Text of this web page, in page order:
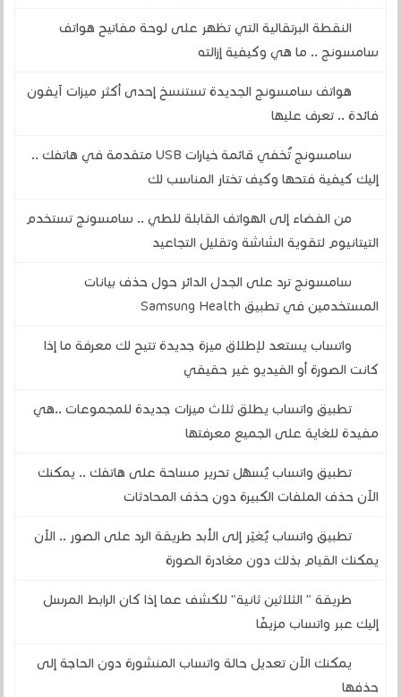
النقطة البرتقالية التي تظهر على لوحة مفاتيح هواتف
سامسونج .. ما هي وكيفية إزالته
هواتف سامسونج الجديدة تستنسخ إحدى أكثر ميزات آيفون
فائدة .. تعرف عليها
سامسونج تُخفي قائمة خيارات USB متقدمة في هاتفك ..
إليك كيفية فتحها وكيف تختار المناسب لك
من الفضاء إلى الهواتف القابلة للطي .. سامسونج تستخدم
التيتانيوم لتقوية الشاشة وتقليل التجاعيد
سامسونج ترد على الجدل الدائر حول حذف بيانات
المستخدمين في تطبيق Samsung Health
واتساب يستعد لإطلاق ميزة جديدة تتيح لك معرفة ما إذا
كانت الصورة أو الفيديو غير حقيقي
تطبيق واتساب يطلق ثلاث ميزات جديدة للمجموعات ..هي
مفيدة للغاية على الجميع معرفتها
تطبيق واتساب يُسهّل تحرير مساحة على هاتفك .. يمكنك
الآن حذف الملفات الكبيرة دون حذف المحادثات
تطبيق واتساب يُغيّر إلى الأبد طريقة الرد على الصور .. الآن
يمكنك القيام بذلك دون مغادرة الصورة
طريقة " الثلاثين ثانية" للكشف عما إذا كان الرابط المرسل
إليك عبر واتساب مزيفًا
يمكنك الآن تعديل حالة واتساب المنشورة دون الحاجة إلى
حذفها